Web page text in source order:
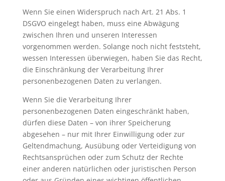
Wenn Sie einen Widerspruch nach Art. 21 Abs. 1
DSGVO eingelegt haben, muss eine Abwägung
zwischen Ihren und unseren Interessen
vorgenommen werden. Solange noch nicht feststeht,
wessen Interessen überwiegen, haben Sie das Recht,
die Einschränkung der Verarbeitung Ihrer
personenbezogenen Daten zu verlangen.
Wenn Sie die Verarbeitung Ihrer
personenbezogenen Daten eingeschränkt haben,
dürfen diese Daten – von ihrer Speicherung
abgesehen – nur mit Ihrer Einwilligung oder zur
Geltendmachung, Ausübung oder Verteidigung von
Rechtsansprüchen oder zum Schutz der Rechte
einer anderen natürlichen oder juristischen Person